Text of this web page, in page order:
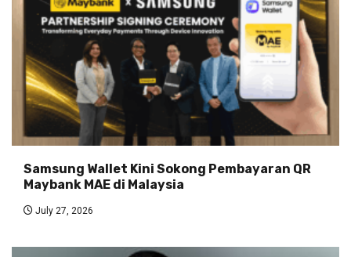
Samsung Wallet Kini Sokong Pembayaran QR
Maybank MAE di Malaysia
July 27, 2026